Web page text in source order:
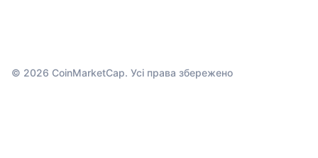
© 2026 CoinMarketCap. Усі права збережено